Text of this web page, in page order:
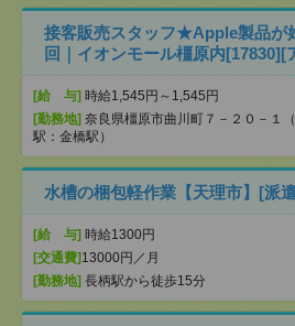
接客販売スタッフ★Apple製品が
回｜イオンモール橿原内[17830][
[給 与] 時給1,545円～1,545円
[勤務地] 奈良県橿原市曲川町７－２０－１
駅：金橋駅）
水槽の梱包軽作業【天理市】[派
[給 与] 時給1300円
[交通費] 13000円／月
[勤務地] 長柄駅から徒歩15分